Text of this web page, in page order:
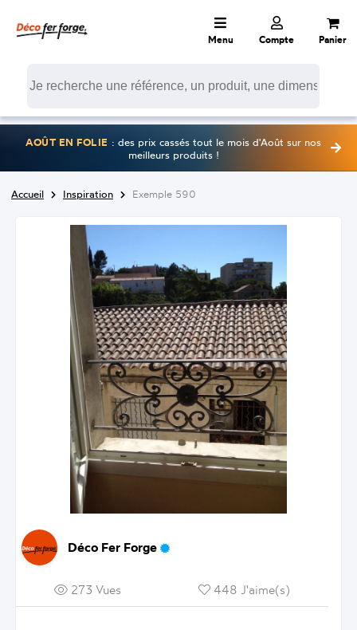
Menu Compte Panier
AOÛT EN FOLIE : des prix cassés tout le mois d'Août sur nos
meilleurs produits !
Accueil Inspiration Exemple 590
Déco Fer Forge
273 Vues 448 J'aime(s)